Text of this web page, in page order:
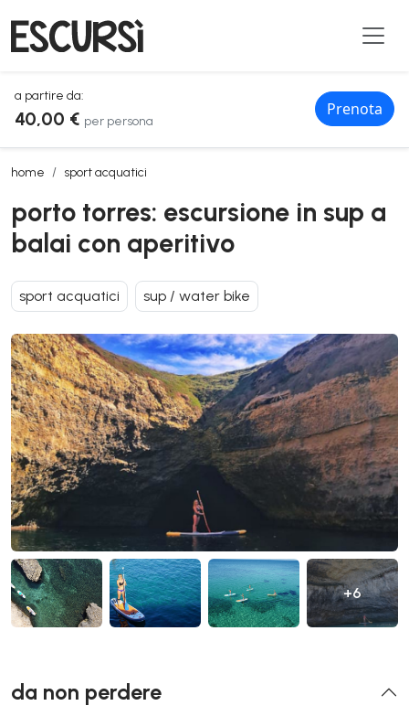
a partire da:
40,00 € per persona
Prenota
home sport acquatici
porto torres: escursione in sup a balai con aperitivo
porto torres: escursione in sup a
balai con aperitivo
sport acquatici sup / water bike
+6
da non perdere